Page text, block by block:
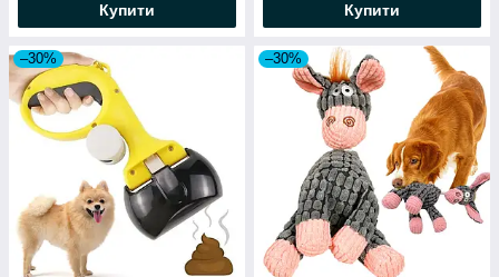
Купити Купити
–30% –30%